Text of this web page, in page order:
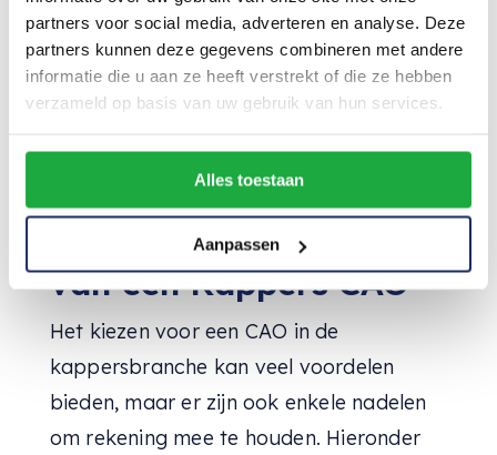
partners voor social media, adverteren en analyse. Deze
partners kunnen deze gegevens combineren met andere
informatie die u aan ze heeft verstrekt of die ze hebben
verzameld op basis van uw gebruik van hun services.
Alles toestaan
Aanpassen
De voor- en nadelen
van een Kappers CAO
Het kiezen voor een CAO in de
kappersbranche kan veel voordelen
bieden, maar er zijn ook enkele nadelen
om rekening mee te houden. Hieronder